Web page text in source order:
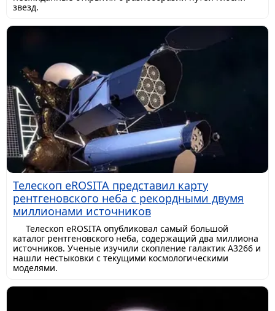
звезд.
Телескоп eROSITA представил карту
рентгеновского неба с рекордными двумя
миллионами источников
Телескоп eROSITA опубликовал самый большой
каталог рентгеновского неба, содержащий два миллиона
источников. Ученые изучили скопление галактик A3266 и
нашли нестыковки с текущими космологическими
моделями.